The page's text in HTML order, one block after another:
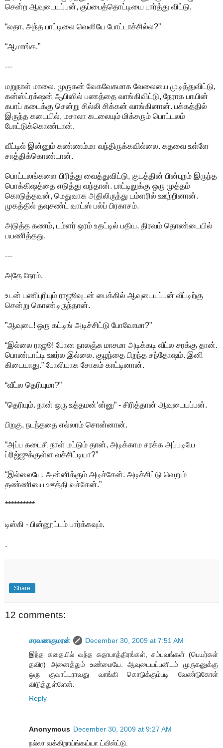
சென்ற ஆவுடையப்பன், குப்பைத்தொட்டியை பார்த்து விட்டு,
“லதா, அந்த பாட்டிலை வெளியே போட்டாச்சில்ல?”
“ஆமாங்க.”
---
மறுநாள் மாலை. முருகன் வேகவேகமாக வேலையை முடித்துவிட்டு,
கன்ஸ்ட்ரக்‌ஷன் ஆபிஸில் பணத்தை வாங்கிவிட்டு, நேராக பாயின்
கபாப் கடைக்கு சென்று சில்லி சிக்கன் வாங்கினான். பக்கத்தில்
இருந்த கடையில், மசாலா கடலையும் மிக்சரும் பொட்டலம்
போட்டுக்கொண்டான்.
வீட்டில் இன்னும் கண்ணம்மா வந்திருக்கவில்லை. கதவை உள்ளே
சாத்திக்கொண்டான்.
பொட்டலங்களை பிரித்து வைத்துவிட்டு, குடத்தின் பின்புறம் இருந்த
பொக்கிஷத்தை எடுத்து வந்தான். பாட்டிலுக்கு ஒரு முத்தம்
கொடுத்தவன், மெதுவாக அதிலிருந்து டம்ளரில் ஊற்றினான்.
முகத்தில் தவுசண்ட் வாட்ஸ் பல்ப் பிரகாசம்.
அடுத்த கணம், டம்ளர் ஒரம் உதட்டில் பதிய, திரவம் தொண்டையில்
பயணித்தது.
---
அதே நேரம்.
உடன் பணிபுரியும் ராஜூவுடன் பைக்கில் ஆவுடையப்பன் வீட்டிற்கு
சென்று கொண்டிருந்தான்.
”ஆவுடை! ஒரு கட்டிங் அடிச்சிட்டு போவோமா?”
“இல்லை ராஜூ! போன நாலஞ்சு மாசமா அடிக்கடி வீட்ல சரக்கு தான்.
பொண்டாட்டி ஊர்ல இல்லை. குழந்தை பிறந்த சந்தோஷம். இனி
கிடையாது.” போலியாக சோகம் காட்டினான்.
“வீட்ல தெரியுமா?”
”தெரியும். நான் ஒரு உத்தமன்’ன்னு” - சிரித்தான் ஆவுடையப்பன்.
பிறகு, நடந்ததை எல்லாம் சொன்னான்.
“அப்ப கடைசி நாள் மட்டும் தான், அடிக்காம சரக்க அப்படியே
ப்ரிஜ்ஜுக்குள்ள வச்சிட்டியா?”
“இல்லையே. அன்னிக்கும் அடிச்சேன். அடிச்சிட்டு வெறும்
தண்ணியை ஊத்தி வச்சேன்.”
**********
டிஸ்கி - பின்னூட்டம் பார்க்கவும்.
.
Share
12 comments:
சரவணகுமரன்
December 30, 2009 at 7:51 AM
இந்த கதையில் வந்த கதாபாத்திரங்கள், சம்பவங்கள் (பெயர்கள்
தவிர) அனைத்தும் உண்மையே. ஆவுடையப்பனிடம் முருகனுக்கு
ஒரு குவாட்டராவது வாங்கி கொடுக்கும்படி வேண்டுகோள்
விடுத்துள்ளேன்.
Reply
Anonymous December 30, 2009 at 9:27 AM
நல்லா வக்கிறாய்ங்கய்யா ட்விஸ்ட்டு.